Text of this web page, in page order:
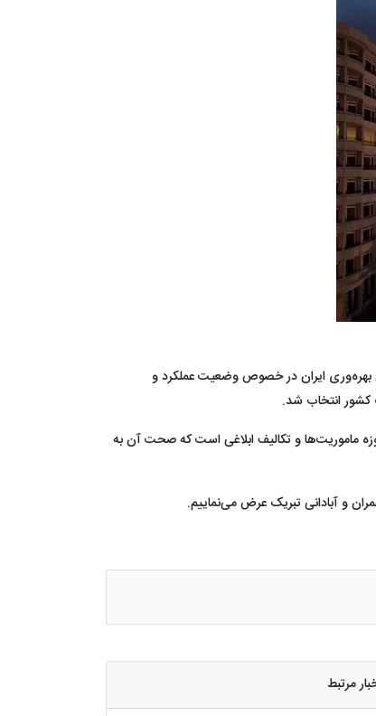
بهره‌وری ایران در خصوص وضعیت عملکرد و
انتخاب شد.
ماموریت‌ها و تکالیف ابلاغی است که صحت آن به
و آبادانی تبریک عرض می‌نماییم.
مرتبط